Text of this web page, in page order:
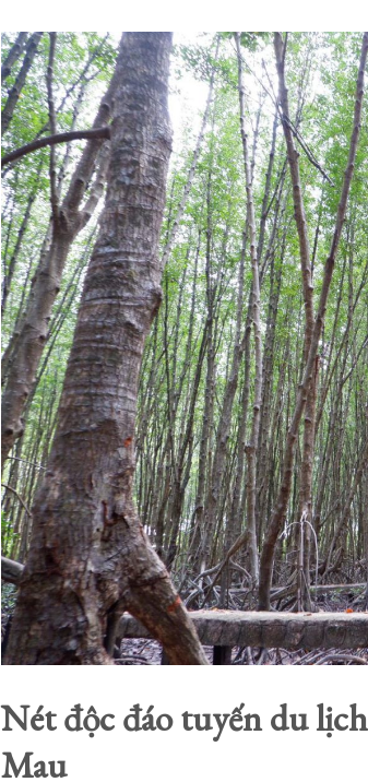
Nét độc đáo tuyến du
Mau